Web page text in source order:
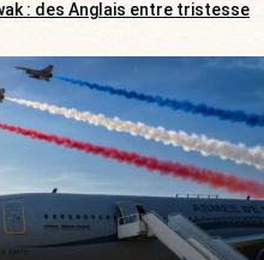
: des Anglais entre tristesse